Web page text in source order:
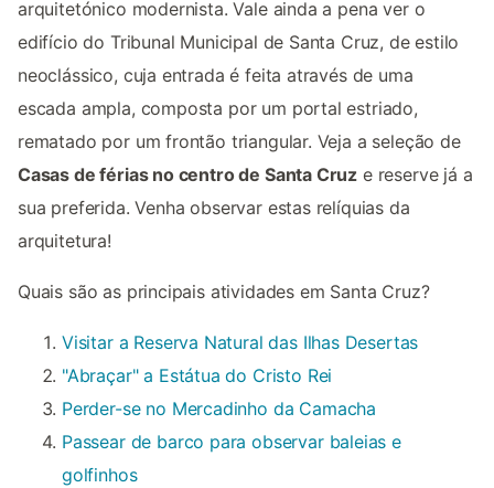
arquitetónico modernista. Vale ainda a pena ver o
edifício do Tribunal Municipal de Santa Cruz, de estilo
neoclássico, cuja entrada é feita através de uma
escada ampla, composta por um portal estriado,
rematado por um frontão triangular. Veja a seleção de
Casas de férias no centro de Santa Cruz e reserve já a
sua preferida. Venha observar estas relíquias da
arquitetura!
Quais são as principais atividades em Santa Cruz?
Visitar a Reserva Natural das Ilhas Desertas
"Abraçar" a Estátua do Cristo Rei
Perder-se no Mercadinho da Camacha
Passear de barco para observar baleias e
golfinhos